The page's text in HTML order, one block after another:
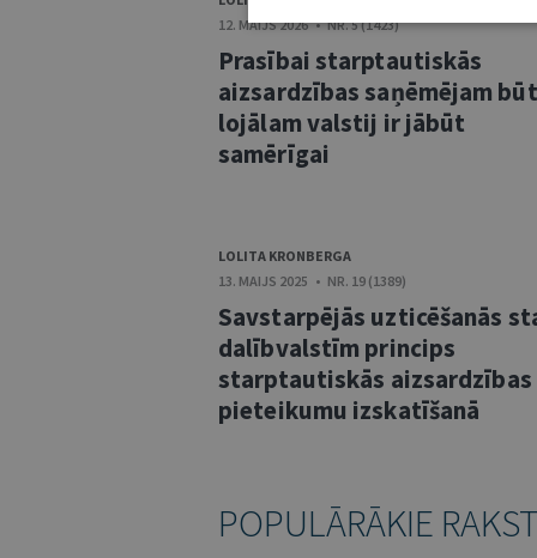
12. MAIJS 2026 • NR. 5 (1423)
Prasībai starptautiskās
aizsardzības saņēmējam būt
lojālam valstij ir jābūt
samērīgai
LOLITA KRONBERGA
13. MAIJS 2025 • NR. 19 (1389)
Savstarpējās uzticēšanās
dalībvalstīm princips
starptautiskās aizsardzības
pieteikumu izskatīšanā
POPULĀRĀKIE